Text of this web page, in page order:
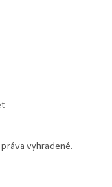
vyhradené.